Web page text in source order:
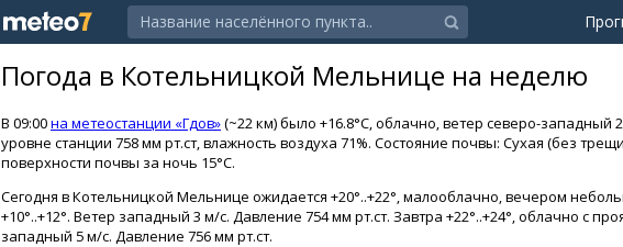
Погода в Котельницкой Мельнице на неделю
В 09:00на метеостанции «Гдов»(~22 км) было +16.8°C, облачно, ветер северо-
уровне станции 758 мм рт.ст, влажность воздуха 71%. Состояние почвы: Сухая (без
поверхности почвы за ночь 15°C.
Сегодня в Котельницкой Мельнице ожидается +20°..+22°, малооблачно, вечером
+10°..+12°. Ветер западный 3 м/с. Давление 754 мм рт.ст. Завтра +22°..+24°, облачно с
западный 5 м/с. Давление 756 мм рт.ст.